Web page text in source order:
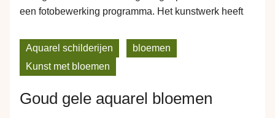
een fotobewerking programma. Het kunstwerk heeft
iets lichtere achtergrond. Dat zie je in deze afbeelding
ook terug. Het schilderij kan bij werkaandemuur
besteld worden op verschillende materialen.…
Aquarel schilderijen
bloemen
Kunst met bloemen
Goud gele aquarel bloemen